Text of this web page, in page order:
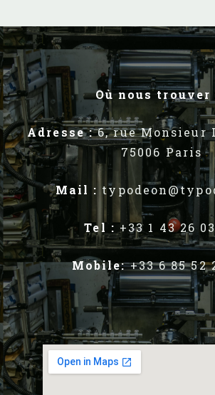
Où nous trouver
Adresse : 6, rue Monsieur
75006 Paris
Mail :
Tel : +33 1 43 26
Mobile: +33 6 85 52